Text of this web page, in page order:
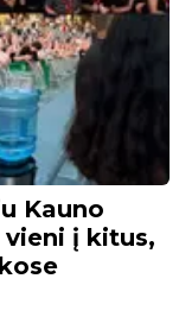
Kauno
į kitus,